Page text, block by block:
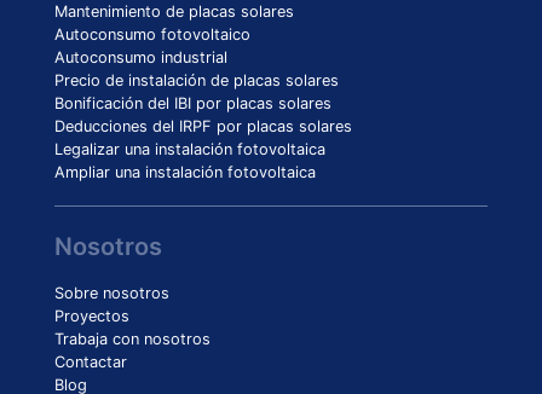
Mantenimiento de placas solares
Autoconsumo fotovoltaico
Autoconsumo industrial
Precio de instalación de placas solares
Bonificación del IBI por placas solares
Deducciones del IRPF por placas solares
Legalizar una instalación fotovoltaica
Ampliar una instalación fotovoltaica
Nosotros
Sobre nosotros
Proyectos
Trabaja con nosotros
Contactar
Blog